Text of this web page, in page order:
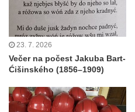
23. 7. 2026
Večer na počest Jakuba Bart-
Ćišinského (1856–1909)